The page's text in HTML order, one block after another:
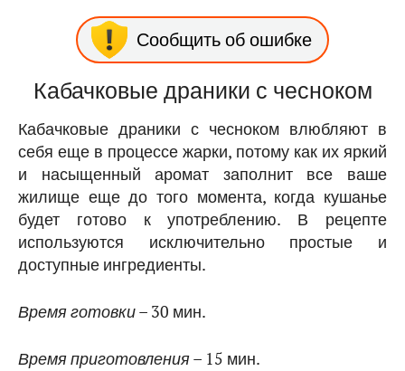
Сообщить об ошибке
Кабачковые драники с чесноком
Кабачковые драники с чесноком влюбляют в
себя еще в процессе жарки, потому как их яркий
и насыщенный аромат заполнит все ваше
жилище еще до того момента, когда кушанье
будет готово к употреблению. В рецепте
используются исключительно простые и
доступные ингредиенты.
Время готовки– 30 мин.
Время приготовления– 15 мин.